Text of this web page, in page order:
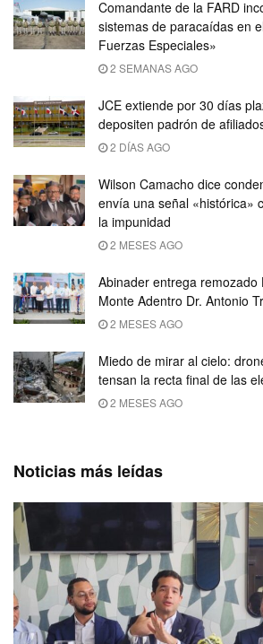
Comandante de la FARD
sistemas de paracaídas en
Fuerzas Especiales»
2 SEMANAS AGO
JCE extiende por 30 días
depositen padrón de
2 DÍAS AGO
Wilson Camacho dice
envía una señal «histórica»
la impunidad
2 MESES AGO
Abinader entrega remozado
Monte Adentro Dr. Antonio
2 MESES AGO
Miedo de mirar al cielo:
tensan la recta final de las
2 MESES AGO
Noticias más leídas